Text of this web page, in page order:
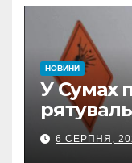
НОВИНИ
У Сумах
500-
росіян
6 СЕРПНЯ,